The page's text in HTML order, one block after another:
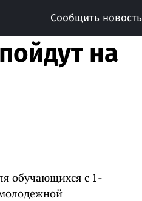
Сообщить новость
на
обучающихся с 1-